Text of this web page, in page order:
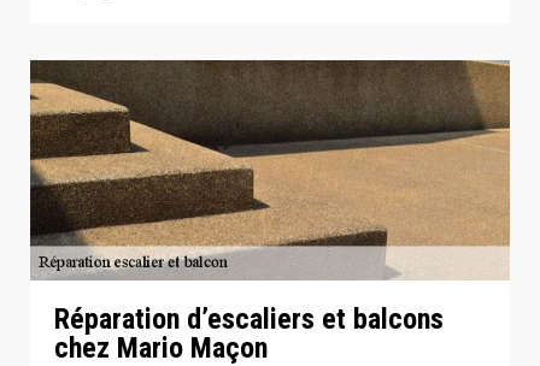
Réparation d’escaliers et balcons
chez Mario Maçon